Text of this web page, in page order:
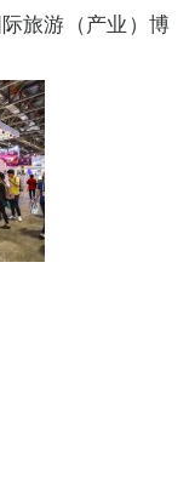
旅游（产业）博